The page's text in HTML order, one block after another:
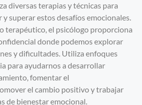
diversas terapias y técnicas para
superar estos desafíos emocionales.
terapéutico, el psicólogo proporciona
donde podemos explorar
y dificultades. Utiliza enfoques
para ayudarnos a desarrollar
fomentar el
el cambio positivo y trabajar
de bienestar emocional.